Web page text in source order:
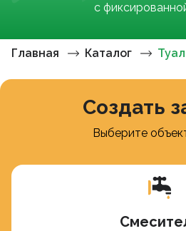
с
Главная Каталог
Создать
Выберите